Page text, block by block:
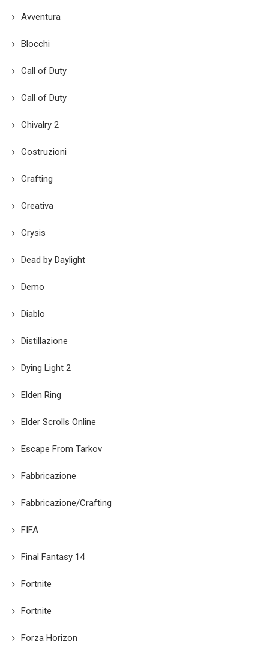
Avventura
Blocchi
Call of Duty
Call of Duty
Chivalry 2
Costruzioni
Crafting
Creativa
Crysis
Dead by Daylight
Demo
Diablo
Distillazione
Dying Light 2
Elden Ring
Elder Scrolls Online
Escape From Tarkov
Fabbricazione
Fabbricazione/Crafting
FIFA
Final Fantasy 14
Fortnite
Fortnite
Forza Horizon